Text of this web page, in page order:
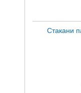
Стакани